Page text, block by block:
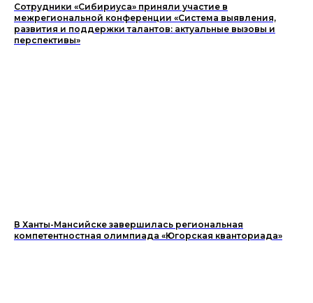
Сотрудники «Сибириуса» приняли участие в
межрегиональной конференции «Система выявления,
развития и поддержки талантов: актуальные вызовы и
перспективы»
В Ханты-Мансийске завершилась региональная
компетентностная олимпиада «Югорская кванториада»